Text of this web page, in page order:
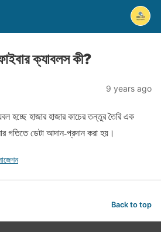
ক্যাবলস কী?
9 years ago
হচ্ছে হাজার হাজার কাচের তন্তুর তৈরি এক
গতিতে ডেটা আদান-প্রদান করা হয়।
Back to top